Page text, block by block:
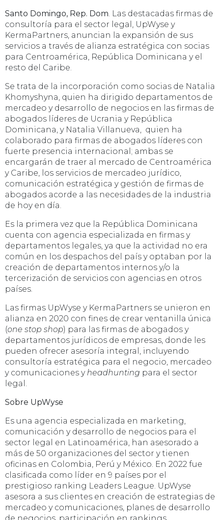
Santo Domingo, Rep. Dom. Las destacadas firmas de
consultoría para el sector legal, UpWyse y
KermaPartners, anuncian la expansión de sus
servicios a través de alianza estratégica con socias
para Centroamérica, República Dominicana y el
resto del Caribe.
Se trata de la incorporación como socias de Natalia
Khomyshyna, quien ha dirigido departamentos de
mercadeo y desarrollo de negocios en las firmas de
abogados líderes de Ucrania y República
Dominicana, y Natalia Villanueva, quien ha
colaborado para firmas de abogados líderes con
fuerte presencia internacional; ambas se
encargarán de traer al mercado de Centroamérica
y Caribe, los servicios de mercadeo jurídico,
comunicación estratégica y gestión de firmas de
abogados acorde a las necesidades de la industria
de hoy en día.
Es la primera vez que la República Dominicana
cuenta con agencia especializada en firmas y
departamentos legales, ya que la actividad no era
común en los despachos del país y optaban por la
creación de departamentos internos y/o la
tercerización de servicios con agencias en otros
países.
Las firmas UpWyse y KermaPartners se unieron en
alianza en 2020 con fines de crear ventanilla única
(one stop shop) para las firmas de abogados y
departamentos jurídicos de empresas, donde les
pueden ofrecer asesoría integral, incluyendo
consultoría estratégica para el negocio, mercadeo
y comunicaciones y headhunting para el sector
legal.
Sobre UpWyse
Es una agencia especializada en marketing,
comunicación y desarrollo de negocios para el
sector legal en Latinoamérica, han asesorado a
más de 50 organizaciones del sector y tienen
oficinas en Colombia, Perú y México. En 2022 fue
clasificada como líder en 9 países por el
prestigioso ranking Leaders League. UpWyse
asesora a sus clientes en creación de estrategias de
mercadeo y comunicaciones, planes de desarrollo